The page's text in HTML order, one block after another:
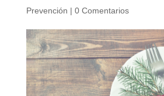
Prevención | 0 Comentarios